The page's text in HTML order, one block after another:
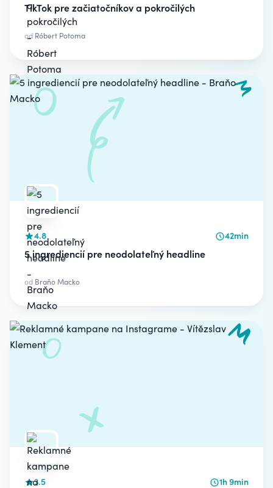
TikTok pre začiatočníkov a pokročilých
od Róbert Potoma
4.8 42min
5 ingrediencií pre neodolateľný headline
od Braňo Macko
3.5 1h 9min